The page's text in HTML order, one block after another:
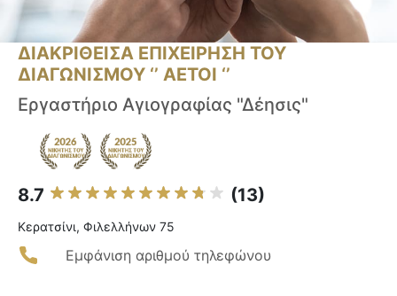
ΔΙΑΚΡΙΘΕΙΣΑ ΕΠΙΧΕΙΡΗΣΗ ΤΟΥ
ΔΙΑΓΩΝΙΣΜΟΥ ‘’ ΑΕΤΟΙ ‘’
Εργαστήριο Αγιογραφίας "Δέησις"
8.7 (13)
Κερατσίνι, Φιλελλήνων 75
Εμφάνιση αριθμού τηλεφώνου